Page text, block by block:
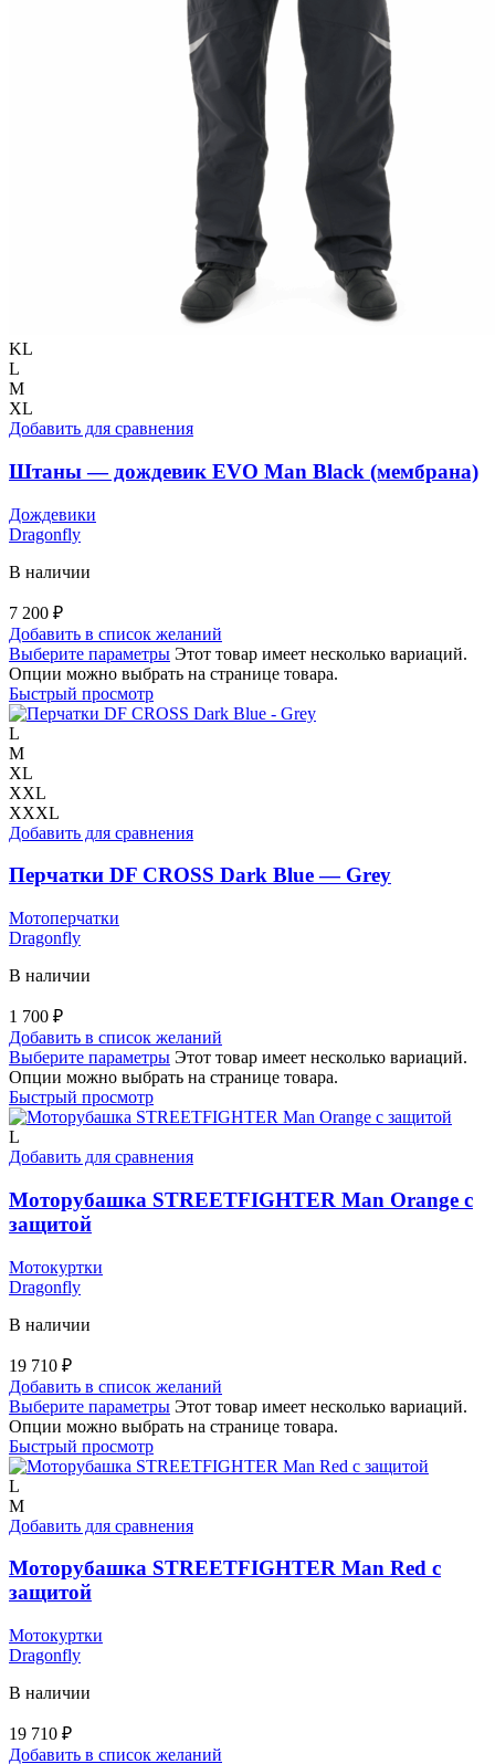
KL
L
M
XL
Добавить для сравнения
Штаны — дождевик EVO Man Black (мембрана)
Дождевики
Dragonfly
В наличии
7 200 ₽
Добавить в список желаний
Выберите параметры Этот товар имеет несколько вариаций.
Опции можно выбрать на странице товара.
Быстрый просмотр
L
M
XL
XXL
XXXL
Добавить для сравнения
Перчатки DF CROSS Dark Blue — Grey
Мотоперчатки
Dragonfly
В наличии
1 700 ₽
Добавить в список желаний
Выберите параметры Этот товар имеет несколько вариаций.
Опции можно выбрать на странице товара.
Быстрый просмотр
L
Добавить для сравнения
Моторубашка STREETFIGHTER Man Orange с
защитой
Мотокуртки
Dragonfly
В наличии
19 710 ₽
Добавить в список желаний
Выберите параметры Этот товар имеет несколько вариаций.
Опции можно выбрать на странице товара.
Быстрый просмотр
L
M
Добавить для сравнения
Моторубашка STREETFIGHTER Man Red с
защитой
Мотокуртки
Dragonfly
В наличии
19 710 ₽
Добавить в список желаний